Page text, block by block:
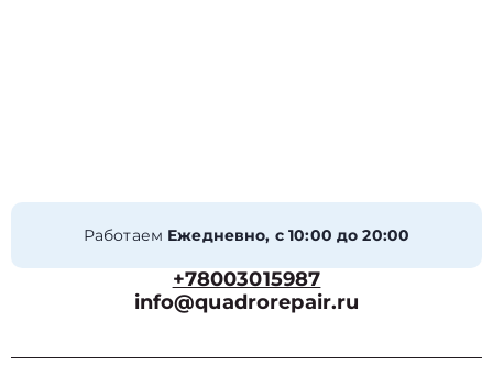
Работаем Ежедневно, с 10:00 до 20:00
+78003015987
info@quadrorepair.ru